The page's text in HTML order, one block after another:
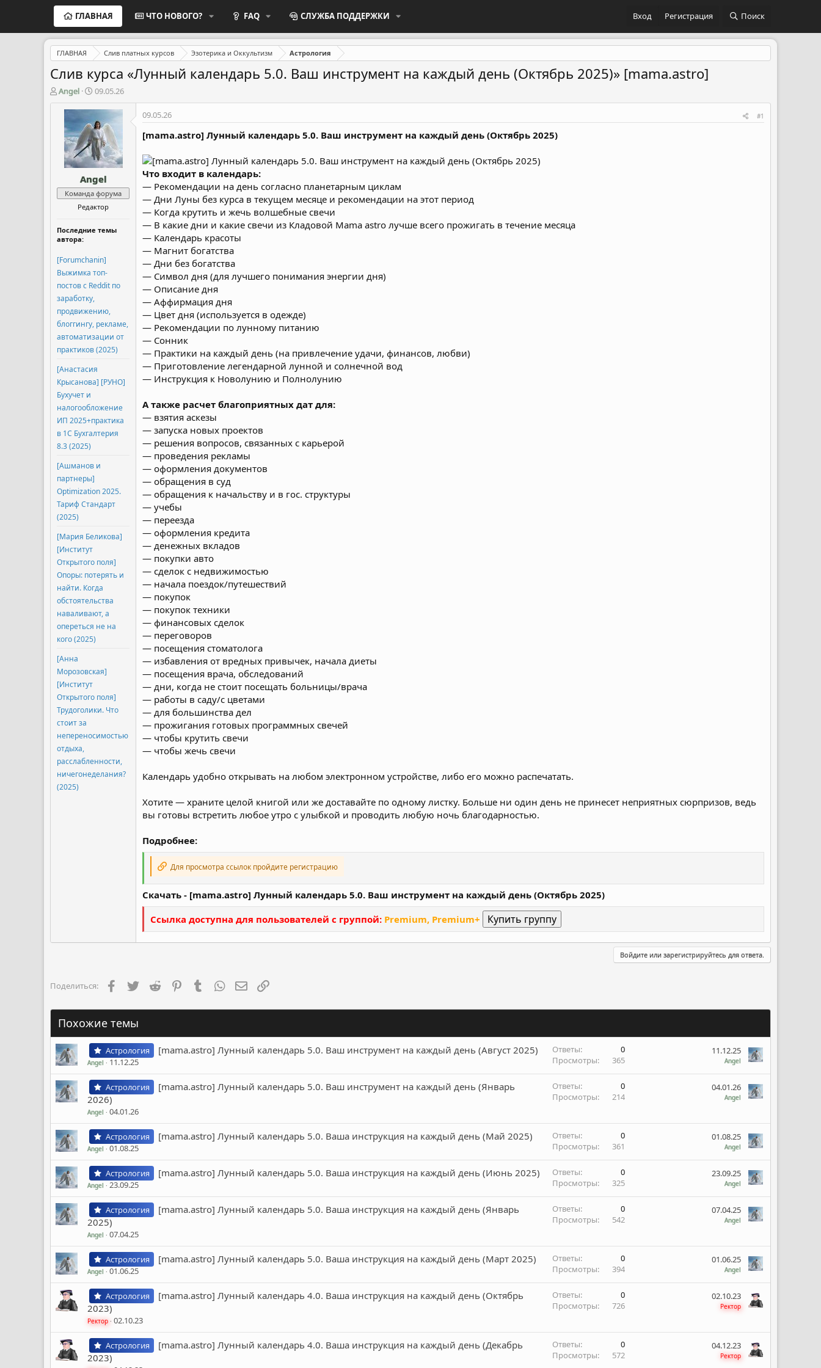
ГЛАВНАЯ ЧТО НОВОГО? FAQ СЛУЖБА ПОДДЕРЖКИ Вход Регистрация Поиск
ГЛАВНАЯ Слив платных курсов Эзотерика и Оккультизм Астрология
Слив курса «Лунный календарь 5.0. Ваш инструмент на каждый день (Октябрь 2025)» [mama.astro]
А
в
Angel
Д
а
т
а
н
а
ч
а
л
а
09.05.26
Angel
Команда форума
Редактор
Последние темы
автора:
[Forumchanin]
Выжимка топ-
постов с Reddit по
заработку,
продвижению,
блоггингу, рекламе,
автоматизации от
практиков (2025)
[Анастасия
Крысанова] [РУНО]
Бухучет и
налогообложение
ИП 2025+практика
в 1С Бухгалтерия
8.3 (2025)
[Ашманов и
партнеры]
Optimization 2025.
Тариф Стандарт
(2025)
[Мария Беликова]
[Институт
Открытого поля]
Опоры: потерять и
найти. Когда
обстоятельства
наваливают, а
опереться не на
кого (2025)
[Анна
Морозовская]
[Институт
Открытого поля]
Трудоголики. Что
стоит за
непереносимостью
отдыха,
расслабленности,
ничегонеделания?
(2025)
09.05.26 #1
[mama.astro] Лунный календарь 5.0. Ваш инструмент на каждый день (Октябрь 2025)
Что входит в календарь:
— Рекомендации на день согласно планетарным циклам
— Дни Луны без курса в текущем месяце и рекомендации на этот период
— Когда крутить и жечь волшебные свечи
— В какие дни и какие свечи из Кладовой Mama astro лучше всего прожигать в течение месяца
— Календарь красоты
— Магнит богатства
— Дни без богатства
— Символ дня (для лучшего понимания энергии дня)
— Описание дня
— Аффирмация дня
— Цвет дня (используется в одежде)
— Рекомендации по лунному питанию
— Сонник
— Практики на каждый день (на привлечение удачи, финансов, любви)
— Приготовление легендарной лунной и солнечной вод
— Инструкция к Новолунию и Полнолунию
А также расчет благоприятных дат для:
— взятия аскезы
— запуска новых проектов
— решения вопросов, связанных с карьерой
— проведения рекламы
— оформления документов
— обращения в суд
— обращения к начальству и в гос. структуры
— учебы
— переезда
— оформления кредита
— денежных вкладов
— покупки авто
— сделок с недвижимостью
— начала поездок/путешествий
— покупок
— покупок техники
— финансовых сделок
— переговоров
— посещения стоматолога
— избавления от вредных привычек, начала диеты
— посещения врача, обследований
— дни, когда не стоит посещать больницы/врача
— работы в саду/с цветами
— для большинства дел
— прожигания готовых программных свечей
— чтобы крутить свечи
— чтобы жечь свечи
Календарь удобно открывать на любом электронном устройстве, либо его можно распечатать.
Хотите — храните целой книгой или же доставайте по одному листку. Больше ни один день не принесет неприятных сюрпризов, ведь
вы готовы встретить любое утро с улыбкой и проводить любую ночь благодарностью.
Подробнее:
Для просмотра ссылок пройдите регистрацию
Скачать - [mama.astro] Лунный календарь 5.0. Ваш инструмент на каждый день (Октябрь 2025)
Ссылка доступна для пользователей с группой: Premium, Premium+
Войдите или зарегистрируйтесь для ответа.
Поделиться: FacebookTwitter Reddit PinterestTumblr WhatsAppЭлектронная почта
Похожие темы
Астрология [mama.astro] Лунный календарь 5.0. Ваш инструмент на каждый день (Август 2025)
Angel 11.12.25
Ответы
0
Просмотры
365
11.12.25
Angel
Астрология
[mama.astro] Лунный календарь 5.0. Ваш инструмент на каждый день (Январь
2026)
Angel 04.01.26
Ответы
0
Просмотры
214
04.01.26
Angel
Астрология [mama.astro] Лунный календарь 5.0. Ваша инструкция на каждый день (Май 2025)
Angel 01.08.25
Ответы
0
Просмотры
361
01.08.25
Angel
Астрология [mama.astro] Лунный календарь 5.0. Ваша инструкция на каждый день (Июнь 2025)
Angel 23.09.25
Ответы
0
Просмотры
325
23.09.25
Angel
Астрология
[mama.astro] Лунный календарь 5.0. Ваша инструкция на каждый день (Январь
2025)
Angel 07.04.25
Ответы
0
Просмотры
542
07.04.25
Angel
Астрология [mama.astro] Лунный календарь 5.0. Ваша инструкция на каждый день (Март 2025)
Angel 01.06.25
Ответы
0
Просмотры
394
01.06.25
Angel
Астрология
[mama.astro] Лунный календарь 4.0. Ваша инструкция на каждый день (Октябрь
2023)
Ректор 02.10.23
Ответы
0
Просмотры
726
02.10.23
Ректор
Астрология
[mama.astro] Лунный календарь 4.0. Ваша инструкция на каждый день (Декабрь
2023)
Ответы
0
Просмотры
572
04.12.23
Ректор